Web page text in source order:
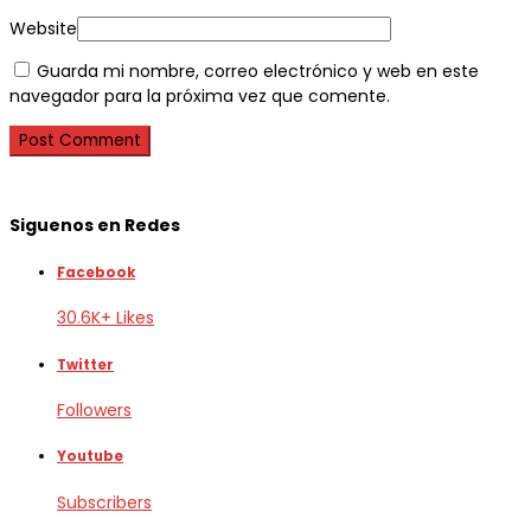
Website
Guarda mi nombre, correo electrónico y web en este
navegador para la próxima vez que comente.
Siguenos en Redes
Facebook
30.6K+ Likes
Twitter
Followers
Youtube
Subscribers